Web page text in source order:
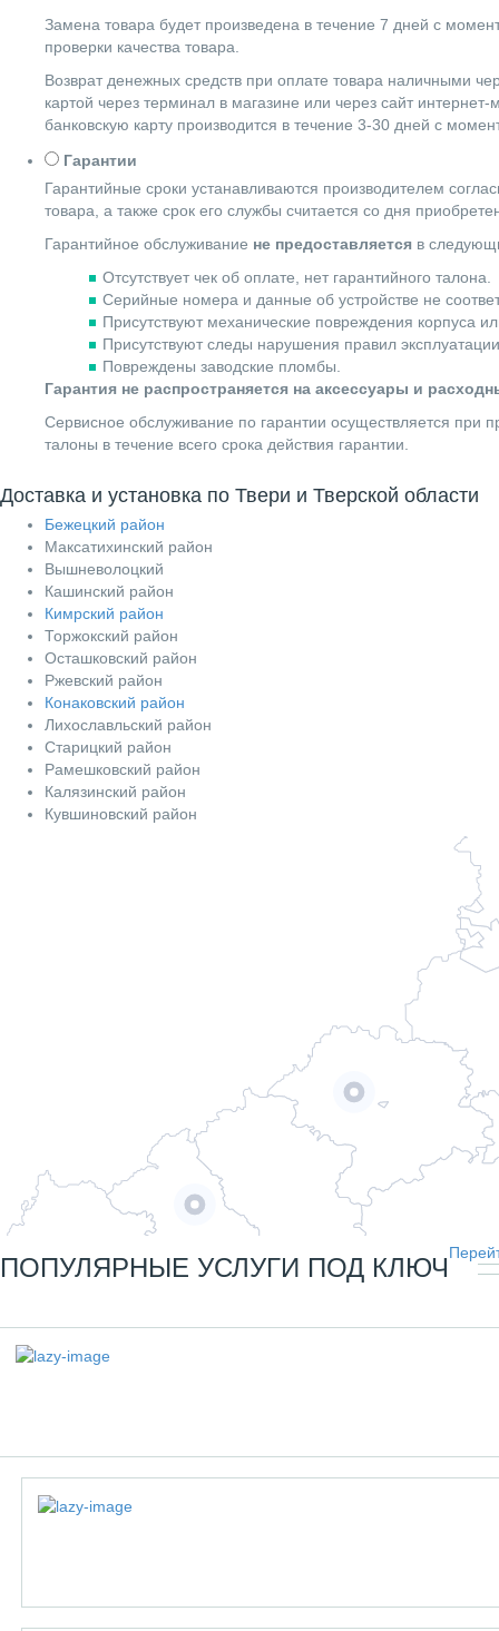
Замена товара будет произведена в течение 7 дней с
проверки качества товара.
Возврат денежных средств при оплате товара наличными
картой через терминал в магазине или через сайт
банковскую карту производится в течение 3-30 дней с
Гарантии
Гарантийные сроки устанавливаются производителем
товара, а также срок его службы считается со дня
Гарантийное обслуживание не предоставляется в
Отсутствует чек об оплате, нет гарантийного талона.
Серийные номера и данные об устройстве не
Присутствуют механические повреждения корпуса
Присутствуют следы нарушения правил
Повреждены заводские пломбы.
Гарантия не распространяется на аксессуары и
Сервисное обслуживание по гарантии осуществляется при
талоны в течение всего срока действия гарантии.
Доставка и установка по Твери и Тверской области
Бежецкий район
Максатихинский район
Вышневолоцкий
Кашинский район
Кимрский район
Торжокский район
Осташковский район
Ржевский район
Конаковский район
Лихославльский район
Старицкий район
Рамешковский район
Калязинский район
Кувшиновский район
ПОПУЛЯРНЫЕ УСЛУГИ ПОД КЛЮЧ